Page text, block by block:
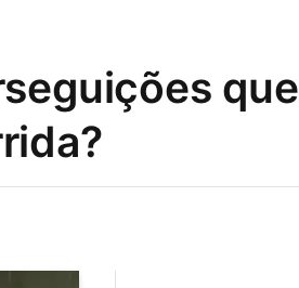
que